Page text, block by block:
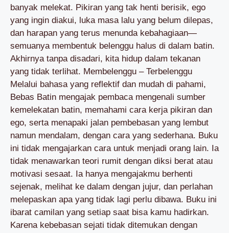
banyak melekat. Pikiran yang tak henti berisik, ego
yang ingin diakui, luka masa lalu yang belum dilepas,
dan harapan yang terus menunda kebahagiaan—
semuanya membentuk belenggu halus di dalam batin.
Akhirnya tanpa disadari, kita hidup dalam tekanan
yang tidak terlihat. Membelenggu – Terbelenggu
Melalui bahasa yang reflektif dan mudah di pahami,
Bebas Batin mengajak pembaca mengenali sumber
kemelekatan batin, memahami cara kerja pikiran dan
ego, serta menapaki jalan pembebasan yang lembut
namun mendalam, dengan cara yang sederhana. Buku
ini tidak mengajarkan cara untuk menjadi orang lain. Ia
tidak menawarkan teori rumit dengan diksi berat atau
motivasi sesaat. Ia hanya mengajakmu berhenti
sejenak, melihat ke dalam dengan jujur, dan perlahan
melepaskan apa yang tidak lagi perlu dibawa. Buku ini
ibarat camilan yang setiap saat bisa kamu hadirkan.
Karena kebebasan sejati tidak ditemukan dengan